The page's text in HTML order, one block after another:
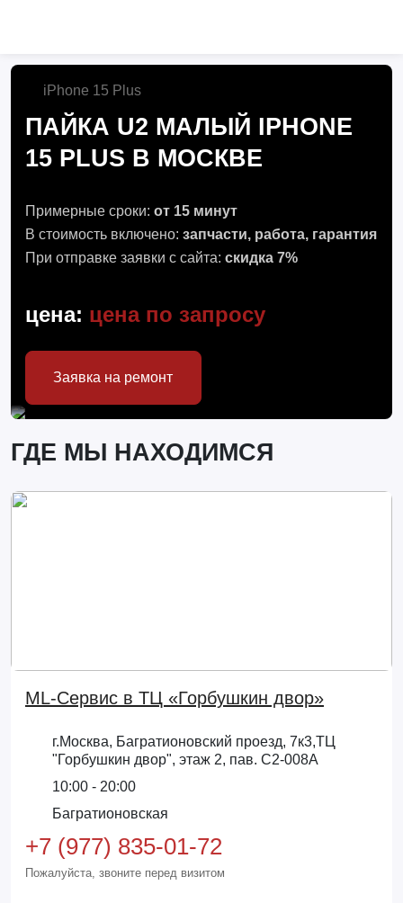
iPhone 15 Plus
ПАЙКА U2 МАЛЫЙ IPHONE
15 PLUS В МОСКВЕ
Примерные сроки: от 15 минут
В стоимость включено: запчасти, работа, гарантия
При отправке заявки с сайта: скидка 7%
цена: цена по запросу
Заявка на ремонт
ГДЕ МЫ НАХОДИМСЯ
ML-Сервис в ТЦ «Горбушкин двор»
г.Москва, Багратионовский проезд, 7к3,ТЦ
"Горбушкин двор", этаж 2, пав. С2-008А
10:00 - 20:00
Багратионовская
+7 (977) 835-01-72
Пожалуйста, звоните перед визитом